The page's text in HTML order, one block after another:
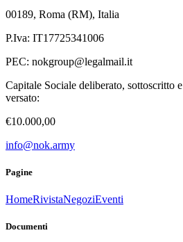
00189, Roma (RM), Italia
P.Iva: IT17725341006
PEC: nokgroup@legalmail.it
Capitale Sociale deliberato, sottoscritto e
versato:
€10.000,00
info@nok.army
Pagine
HomeRivistaNegoziEventi
Documenti